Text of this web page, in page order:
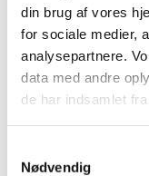
din brug af vores
for sociale medier,
analysepartnere.
data med andre
de har indsamlet
Nødvendig
UNRWA- FN's
flygtninge i
ICRC- Den
-
GFDRR- Den